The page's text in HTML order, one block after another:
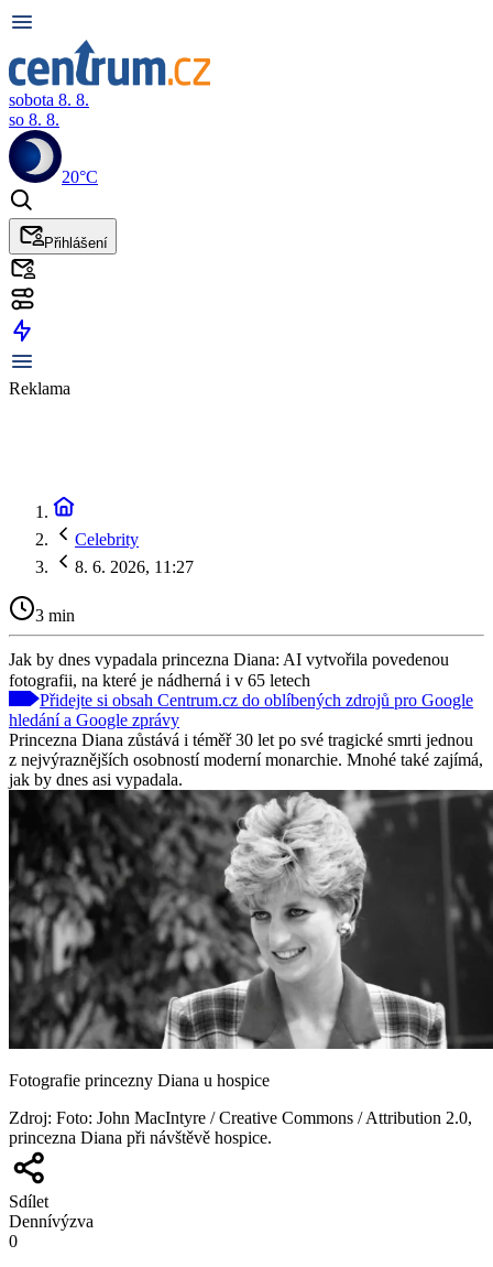
sobota 8. 8.
so 8. 8.
20°C
Přihlášení
Reklama
Celebrity
8. 6. 2026, 11:27
3 min
Jak by dnes vypadala princezna Diana: AI vytvořila povedenou
fotografii, na které je nádherná i v 65 letech
Přidejte si obsah Centrum.cz do oblíbených zdrojů pro Google
hledání a Google zprávy
Princezna Diana zůstává i téměř 30 let po své tragické smrti jednou
z nejvýraznějších osobností moderní monarchie. Mnohé také zajímá,
jak by dnes asi vypadala.
Fotografie princezny Diana u hospice
Zdroj: Foto: John MacIntyre / Creative Commons / Attribution 2.0,
princezna Diana při návštěvě hospice.
Sdílet
Dennívýzva
0